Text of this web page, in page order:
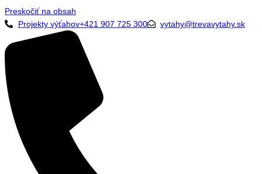
Preskočiť na obsah
Projekty výťahov+421 907 725 300
vytahy@trevavytahy.sk